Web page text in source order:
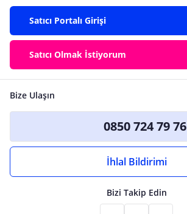
Satıcı Portalı Girişi
Satıcı Olmak İstiyorum
Bize Ulaşın
0850 724 79 76
İhlal Bildirimi
Bizi Takip Edin